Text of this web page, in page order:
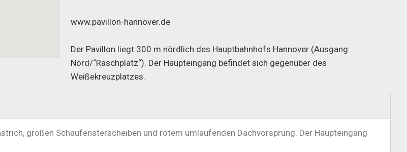
www.pavillon-hannover.de
Der Pavillon liegt 300 m nördlich des Hauptbahnhofs Hannover (Ausgang
Nord/“Raschplatz“). Der Haupteingang befindet sich gegenüber des
Weißekreuzplatzes.
großen Schaufensterscheiben und rotem umlaufenden Dachvorsprung. Der Haupteingang